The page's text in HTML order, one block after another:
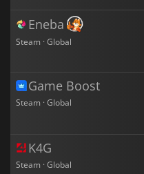
Eneba
Steam · Global
Game Boost
Steam · Global
K4G
Steam · Global